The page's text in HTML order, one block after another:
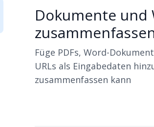
Dokumente und
Füge PDFs, Word-
URLs als Eingabedaten
zusammenfassen kann